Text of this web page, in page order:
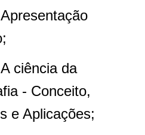
ciência da
- Conceito,
e Aplicações;